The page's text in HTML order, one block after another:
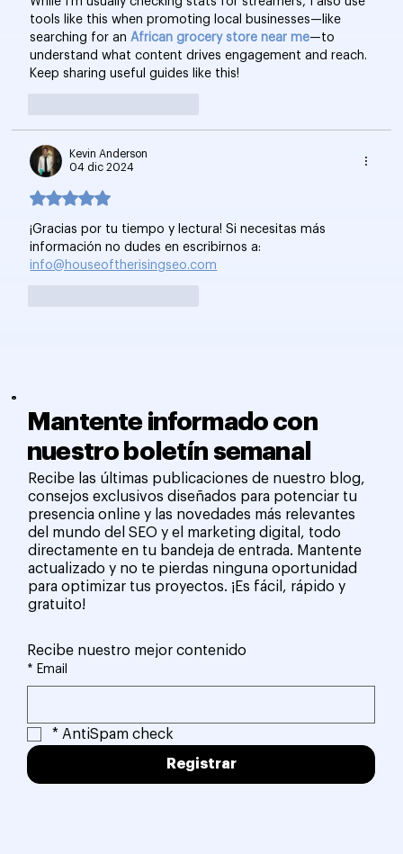
Mantente informado con
nuestro boletín semanal
Recibe las últimas publicaciones de nuestro blog,
consejos exclusivos diseñados para potenciar tu
presencia online y las novedades más relevantes
del mundo del SEO y el marketing digital, todo
directamente en tu bandeja de entrada. Mantente
actualizado y no te pierdas ninguna oportunidad
para optimizar tus proyectos. ¡Es fácil, rápido y
gratuito!
Recibe nuestro mejor contenido
* Email
* AntiSpam check
Registrar
tools like this when promoting local businesses—like
searching for an African grocery store near me—to
understand what content drives engagement and reach.
Keep sharing useful guides like this!
Kevin Anderson
04 dic 2024
Obtuvo 5 de 5 estrellas.
¡Gracias por tu tiempo y lectura! Si necesitas más
información no dudes en escribirnos a:
info@houseoftherisingseo.com